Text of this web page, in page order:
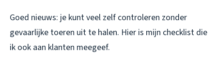
Goed nieuws: je kunt veel zelf controleren zonder
gevaarlijke toeren uit te halen. Hier is mijn checklist die
ik ook aan klanten meegeef.